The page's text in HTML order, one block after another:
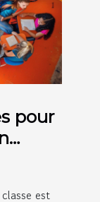
pour
est